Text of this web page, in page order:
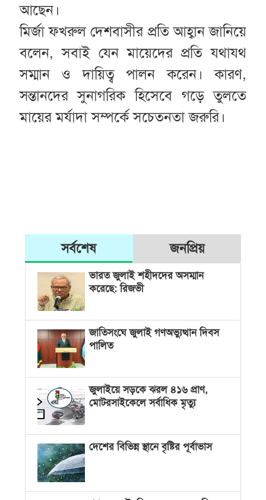
আছেন।
মির্জা ফখরুল দেশবাসীর প্রতি আহ্বান জানিয়ে
বলেন, সবাই যেন মায়েদের প্রতি যথাযথ
সম্মান ও দায়িত্ব পালন করেন। কারণ,
সন্তানদের সুনাগরিক হিসেবে গড়ে তুলতে
মায়ের মর্যাদা সম্পর্কে সচেতনতা জরুরি।
সর্বশেষ জনপ্রিয়
ভারত জুলাই শহীদদের অসম্মান
করেছে: রিজভী
জাতিসংঘে জুলাই গণঅভ্যুত্থান দিবস
পালিত
জুলাইয়ে সড়কে ঝরল ৪১৬ প্রাণ,
মোটরসাইকেলে সর্বাধিক মৃত্যু
দেশের বিভিন্ন স্থানে বৃষ্টির পূর্বাভাস